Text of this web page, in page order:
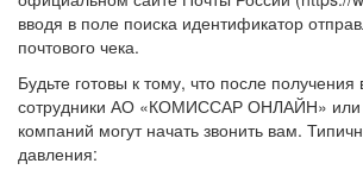
вводя в поле поиска идентификатор
почтового чека.
Будьте готовы к тому, что после
сотрудники АО «КОМИССАР ОНЛАЙН» или
компаний могут начать звонить вам.
давления: